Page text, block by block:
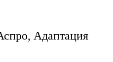
Адаптация